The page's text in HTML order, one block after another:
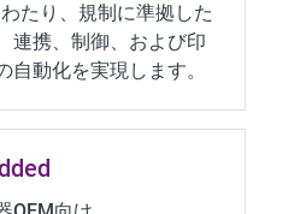
たり、規制に準拠した
連携、制御、および印
自動化を実現します。